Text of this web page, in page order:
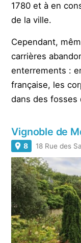
1780 et à en
de la ville.
Cependant,
carrières
enterrements :
française, les
dans des fosses
Vignoble de
8 18 Rue des